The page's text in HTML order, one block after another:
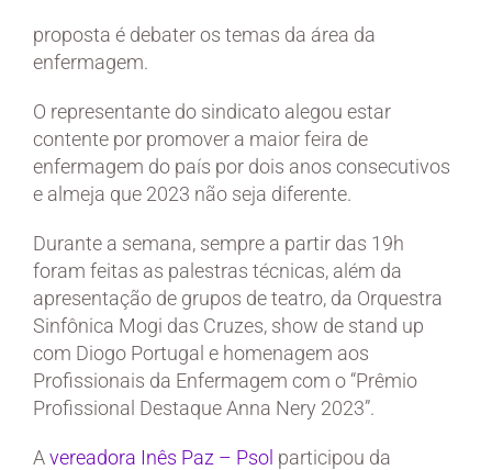
proposta é debater os temas da área da
enfermagem.
O representante do sindicato alegou estar
contente por promover a maior feira de
enfermagem do país por dois anos consecutivos
e almeja que 2023 não seja diferente.
Durante a semana, sempre a partir das 19h
foram feitas as palestras técnicas, além da
apresentação de grupos de teatro, da Orquestra
Sinfônica Mogi das Cruzes, show de stand up
com Diogo Portugal e homenagem aos
Profissionais da Enfermagem com o “Prêmio
Profissional Destaque Anna Nery 2023”.
Avereadora Inês Paz – Psol participou da